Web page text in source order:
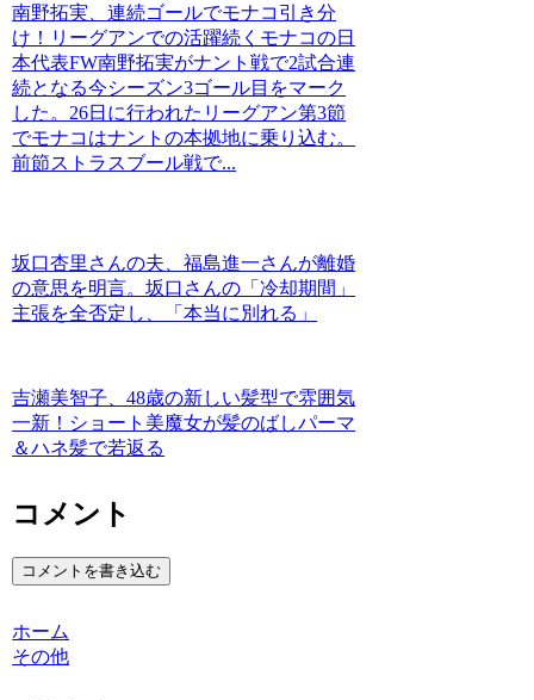
南野拓実、連続ゴールでモナコ引き分
け！リーグアンでの活躍続くモナコの日
本代表FW南野拓実がナント戦で2試合連
続となる今シーズン3ゴール目をマーク
した。26日に行われたリーグアン第3節
でモナコはナントの本拠地に乗り込む。
前節ストラスブール戦で...
坂口杏里さんの夫、福島進一さんが離婚
の意思を明言。坂口さんの「冷却期間」
主張を全否定し、「本当に別れる」
吉瀬美智子、48歳の新しい髪型で雰囲気
一新！ショート美魔女が髪のばしパーマ
＆ハネ髪で若返る
コメント
コメントを書き込む
ホーム
その他